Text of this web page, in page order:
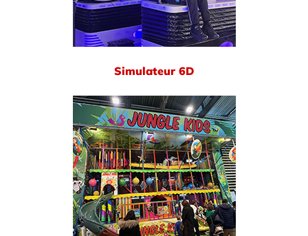
Simulateur 6D